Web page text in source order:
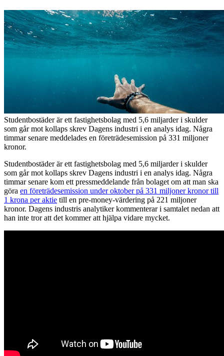
Studentbostäder är ett fastighetsbolag med 5,6 miljarder i skulder
som går mot kollaps skrev Dagens industri i en analys idag. Några
timmar senare meddelades en företrädesemission på 331 miljoner
kronor.
Studentbostäder är ett fastighetsbolag med 5,6 miljarder i skulder
som går mot kollaps skrev Dagens industri i en analys idag. Några
timmar senare kom ett pressmeddelande från bolaget om att man ska
göra en företrädesemission under oktober på 331 miljoner kronor till
1 krona per aktie till en pre-money-värdering på 221 miljoner
kronor. Dagens industris analytiker kommenterar i samtalet nedan att
han inte tror att det kommer att hjälpa vidare mycket.